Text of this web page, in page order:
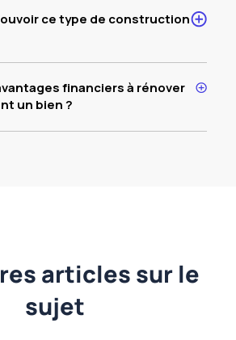
ce type de construction
financiers à rénover
un bien ?
articles sur le
sujet